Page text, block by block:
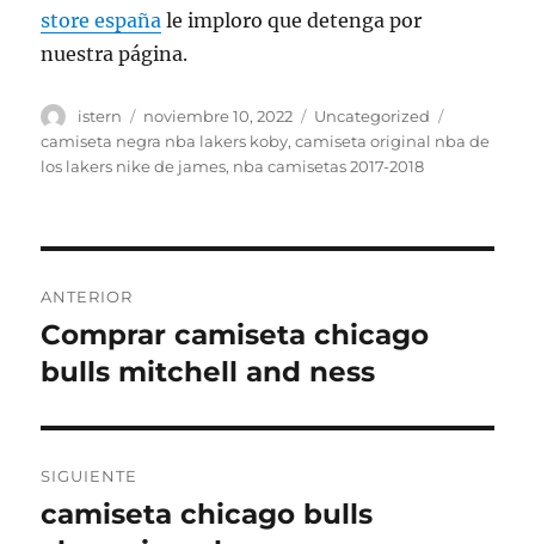
store españa le imploro que detenga por
nuestra página.
Autor
istern
Publicado
el
noviembre 10, 2022 Categorías
Uncategorized
camiseta negra nba lakers koby,camiseta original nba de
los lakers nike de james, nba camisetas 2017-2018
de
entradas
ANTERIOR
Entrada
anterior:
Comprar camiseta chicago
bulls mitchell and ness
SIGUIENTE
Entrada
camiseta chicago bulls